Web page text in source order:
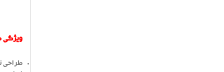
ویژگی
طراحی